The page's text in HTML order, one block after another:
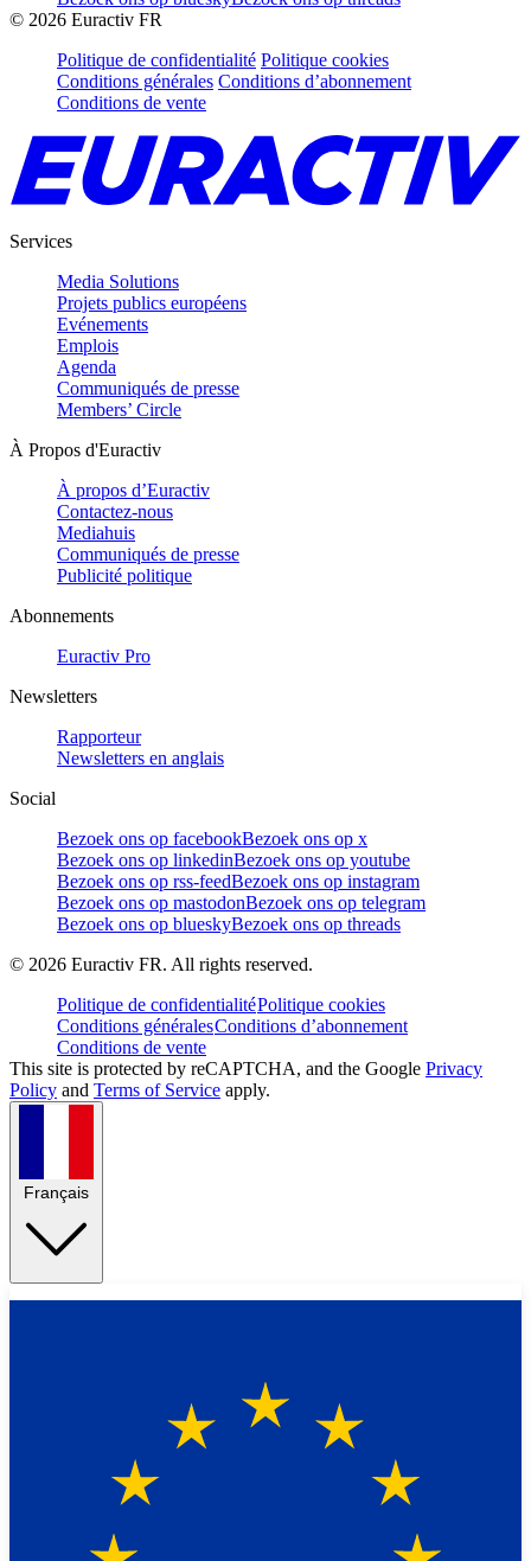
© 2026 Euractiv FR
Politique de confidentialité Politique cookies
Conditions générales Conditions d’abonnement
Conditions de vente
Services
Media Solutions
Projets publics européens
Evénements
Emplois
Agenda
Communiqués de presse
Members’ Circle
À Propos d'Euractiv
À propos d’Euractiv
Contactez-nous
Mediahuis
Communiqués de presse
Publicité politique
Abonnements
Euractiv Pro
Newsletters
Rapporteur
Newsletters en anglais
Social
Bezoek ons op facebookBezoek ons op x
Bezoek ons op linkedinBezoek ons op youtube
Bezoek ons op rss-feedBezoek ons op instagram
Bezoek ons op mastodonBezoek ons op telegram
Bezoek ons op blueskyBezoek ons op threads
© 2026 Euractiv FR. All rights reserved.
Politique de confidentialitéPolitique cookies
Conditions généralesConditions d’abonnement
Conditions de vente
This site is protected by reCAPTCHA, and the Google Privacy
Policy and Terms of Service apply.
Français